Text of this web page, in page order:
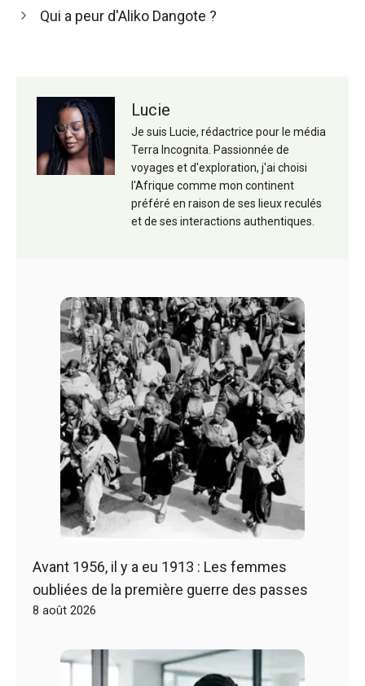
des Qui a peur d'Aliko Dangote ?
Lucie
Je suis Lucie, rédactrice pour le média
Terra Incognita. Passionnée de
voyages et d'exploration, j'ai choisi
l'Afrique comme mon continent
préféré en raison de ses lieux reculés
et de ses interactions authentiques.
Avant 1956, il y a eu 1913 : Les femmes
oubliées de la première guerre des passes
8 août 2026